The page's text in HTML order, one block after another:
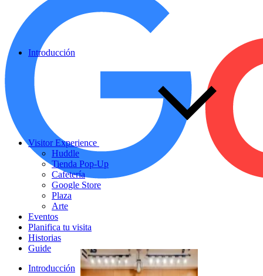
Introducción
Visitor Experience
Huddle
Tienda Pop-Up
Cafetería
Google Store
Plaza
Arte
Eventos
Planifica tu visita
Historias
Guide
Introducción